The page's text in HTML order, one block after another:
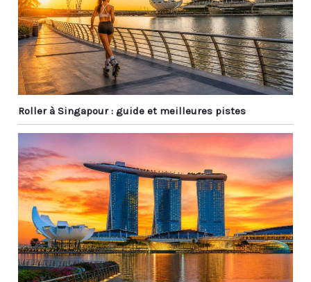
Roller à Singapour : guide et meilleures pistes